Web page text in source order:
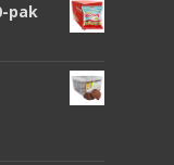
pak